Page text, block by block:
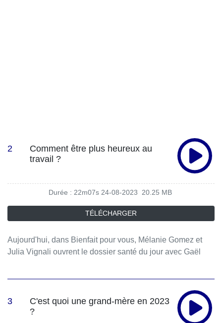
2
Comment être plus heureux au
travail ?
Durée : 22m07s 24-08-2023 20.25 MB
TÉLÉCHARGER
Aujourd'hui, dans Bienfait pour vous, Mélanie Gomez et
Julia Vignali ouvrent le dossier santé du jour avec Gaël
3
C'est quoi une grand-mère en 2023
?